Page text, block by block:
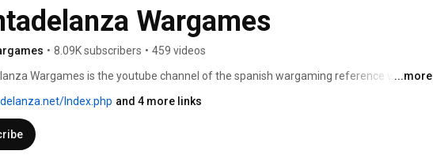
Wargames
• 8.09K subscribers • 459 videos
Wargames is the youtube channel of the spanish wargaming reference web: ...more
Index.php and 4 more links